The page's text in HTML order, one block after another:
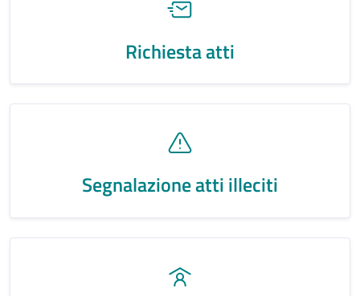
Richiesta atti
Segnalazione atti illeciti